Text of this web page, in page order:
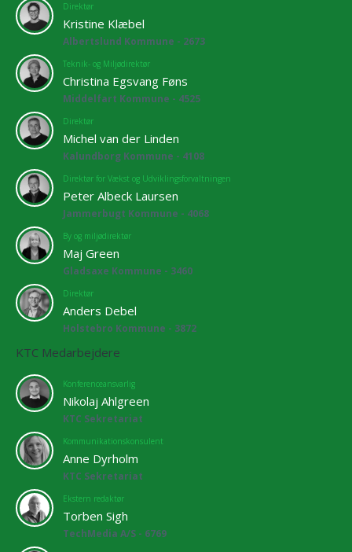
Direktør
Kristine Klæbel
Albertslund Kommune - 2673
Teknik- og Miljødirektør
Christina Egsvang Føns
Middelfart Kommune - 4525
Direktør
Michel van der Linden
Kalundborg Kommune - 4108
Direktør for Vækst og Udviklingsforvaltningen
Peter Albeck Laursen
Jammerbugt Kommune - 4068
By og miljødirektør
Maj Green
Gladsaxe Kommune - 3460
Direktør
Anders Debel
Holstebro Kommune - 3872
KTC Medarbejdere
Konferenceansvarlig
Nikolaj Ahlgreen
KTC Sekretariat
Kommunikationskonsulent
Anne Dyrholm
KTC Sekretariat
Ekstern redaktør
Torben Sigh
TechMedia A/S - 6769